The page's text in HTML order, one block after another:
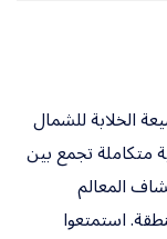
الخلابة للشمال
متكاملة تجمع بين
المعالم
استمتعوا